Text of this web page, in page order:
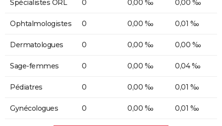
Spécialistes ORL 0 0,00 ‰ 0,00 ‰
Ophtalmologistes 0 0,00 ‰ 0,01 ‰
Dermatologues 0 0,00 ‰ 0,00 ‰
Sage-femmes 0 0,00 ‰ 0,04 ‰
Pédiatres 0 0,00 ‰ 0,01 ‰
Gynécologues 0 0,00 ‰ 0,01 ‰